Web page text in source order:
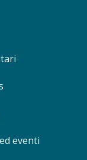
eventi